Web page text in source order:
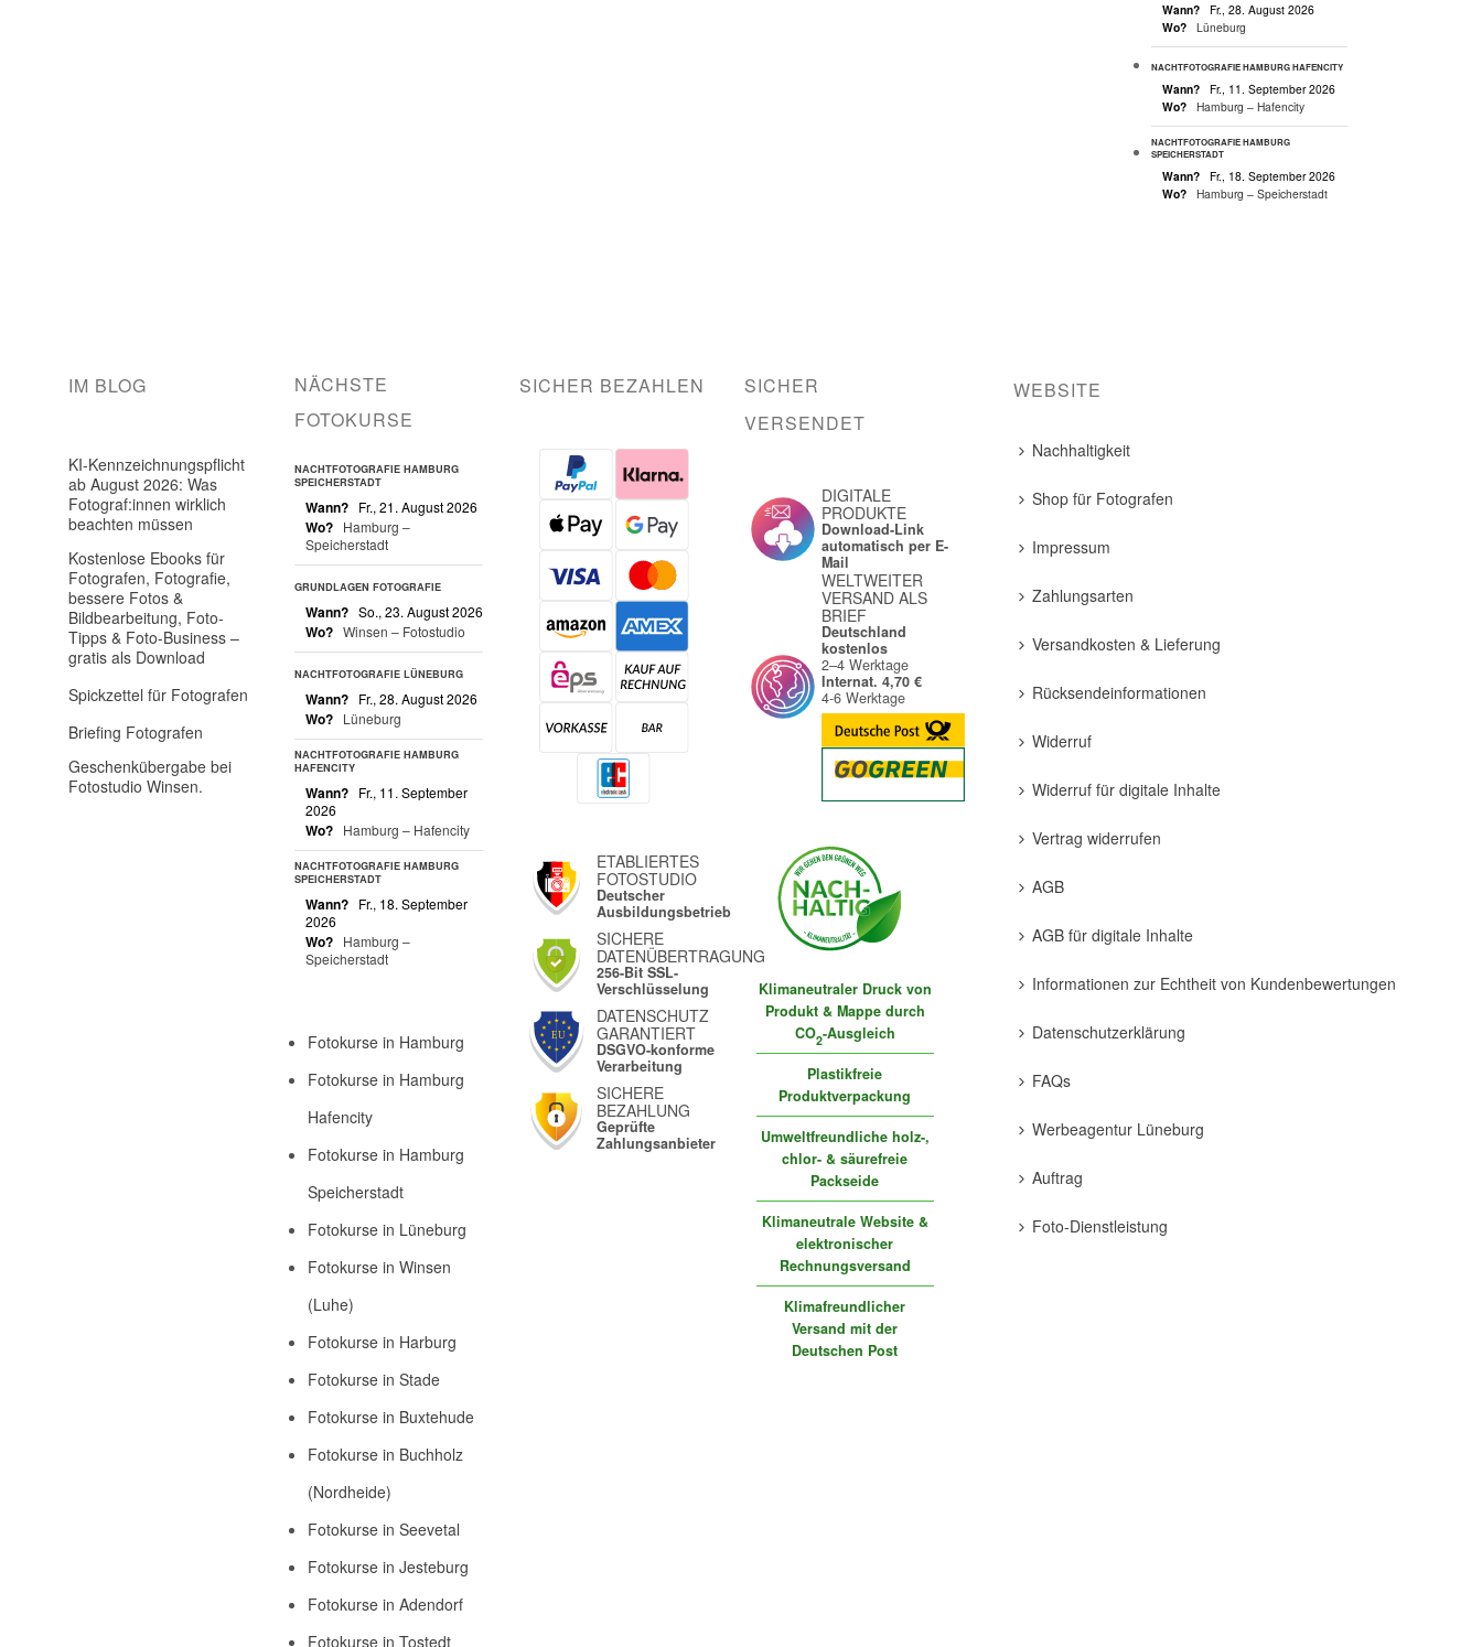
Wann?
Fr., 28. August 2026
Wo?
Lüneburg
NACHTFOTOGRAFIE HAMBURG HAFENCITY
Wann?
Fr., 11. September 2026
Wo?
Hamburg – Hafencity
NACHTFOTOGRAFIE HAMBURG
SPEICHERSTADT
Wann?
Fr., 18. September 2026
Wo?
Hamburg – Speicherstadt
IM BLOG
KI-Kennzeichnungspflicht
ab August 2026: Was
Fotograf:innen wirklich
beachten müssen
Kostenlose Ebooks für
Fotografen, Fotografie,
bessere Fotos &
Bildbearbeitung, Foto-
Tipps & Foto-Business –
gratis als Download
Spickzettel für Fotografen
Briefing Fotografen
Geschenkübergabe bei
Fotostudio Winsen.
NÄCHSTE
FOTOKURSE
NACHTFOTOGRAFIE HAMBURG
SPEICHERSTADT
Wann? Fr., 21. August 2026
Wo?
Hamburg –
Speicherstadt
GRUNDLAGEN FOTOGRAFIE
Wann? So., 23. August 2026
Wo? Winsen – Fotostudio
NACHTFOTOGRAFIE LÜNEBURG
Wann? Fr., 28. August 2026
Wo? Lüneburg
NACHTFOTOGRAFIE HAMBURG
HAFENCITY
Wann?
Fr., 11. September
2026
Wo? Hamburg – Hafencity
NACHTFOTOGRAFIE HAMBURG
SPEICHERSTADT
Wann?
Fr., 18. September
2026
Wo?
Hamburg –
Speicherstadt
Fotokurse in Hamburg
Fotokurse in Hamburg
Hafencity
Fotokurse in Hamburg
Speicherstadt
Fotokurse in Lüneburg
Fotokurse in Winsen
(Luhe)
Fotokurse in Harburg
Fotokurse in Stade
Fotokurse in Buxtehude
Fotokurse in Buchholz
(Nordheide)
Fotokurse in Seevetal
Fotokurse in Jesteburg
Fotokurse in Adendorf
Fotokurse in Tostedt
SICHER BEZAHLEN
ETABLIERTES
FOTOSTUDIO
Deutscher
Ausbildungsbetrieb
SICHERE
DATENÜBERTRAGUNG
256-Bit SSL-
Verschlüsselung
DATENSCHUTZ
GARANTIERT
DSGVO-konforme
Verarbeitung
SICHERE
BEZAHLUNG
Geprüfte
Zahlungsanbieter
SICHER
VERSENDET
DIGITALE
PRODUKTE
Download-Link
automatisch per E-
Mail
WELTWEITER
VERSAND ALS
BRIEF
Deutschland
kostenlos
2–4 Werktage
Internat. 4,70 €
4-6 Werktage
Klimaneutraler Druck von
Produkt & Mappe durch
CO2-Ausgleich
Plastikfreie
Produktverpackung
Umweltfreundliche holz-,
chlor- & säurefreie
Packseide
Klimaneutrale Website &
elektronischer
Rechnungsversand
Klimafreundlicher
Versand mit der
Deutschen Post
WEBSITE
Nachhaltigkeit
Shop für Fotografen
Impressum
Zahlungsarten
Versandkosten & Lieferung
Rücksendeinformationen
Widerruf
Widerruf für digitale Inhalte
Vertrag widerrufen
AGB
AGB für digitale Inhalte
Informationen zur Echtheit von Kundenbewertungen
Datenschutzerklärung
FAQs
Werbeagentur Lüneburg
Auftrag
Foto-Dienstleistung